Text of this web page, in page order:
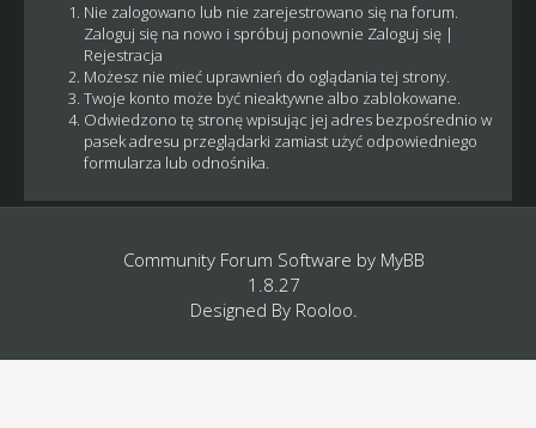
Nie zalogowano lub nie zarejestrowano się na forum.
Zaloguj się na nowo i spróbuj ponownie Zaloguj się|
Rejestracja
Możesz nie mieć uprawnień do oglądania tej strony.
Twoje konto może być nieaktywne albo zablokowane.
Odwiedzono tę stronę wpisując jej adres bezpośrednio w
pasek adresu przeglądarki zamiast użyć odpowiedniego
formularza lub odnośnika.
Community Forum Software by MyBB
1.8.27
Designed By Rooloo.